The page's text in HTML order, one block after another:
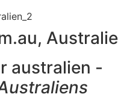
Australie
australien -